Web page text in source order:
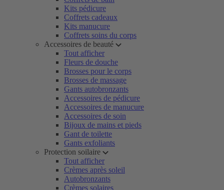
Kits pédicure
Coffrets cadeaux
Kits manucure
Coffrets soins du corps
Accessoires de beauté
Tout afficher
Fleurs de douche
Brosses pour le corps
Brosses de massage
Gants autobronzants
Accessoires de pédicure
Accessoires de manucure
Accessoires de soin
Bijoux de mains et pieds
Gant de toilette
Gants exfoliants
Protection soilaire
Tout afficher
Crèmes après soleil
Autobronzants
Crèmes solaires